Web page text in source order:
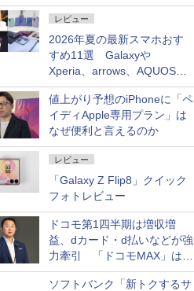
レビュー
2026年夏の最新スマホおす
すめ11選 Galaxyや
Xperia、arrows、AQUOSな
ど注目機種の特徴は
値上がり予想のiPhoneに「ペ
イディApple専用プラン」は
なぜ便利と言えるのか
レビュー
「Galaxy Z Flip8」クイック
フォトレビュー
ドコモ第1四半期は増収増
益、dカード・d払いなどが強
力牽引 「ドコモMAX」は
400万契約突破
ソフトバンク「新トクするサ